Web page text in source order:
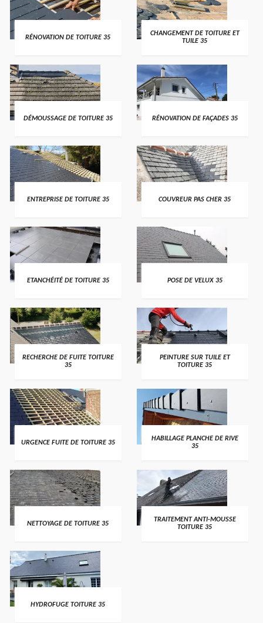
RÉNOVATION DE TOITURE 35
CHANGEMENT DE TOITURE ET
TUILE 35
DÉMOUSSAGE DE TOITURE 35 RÉNOVATION DE FAÇADES 35
ENTREPRISE DE TOITURE 35 COUVREUR PAS CHER 35
ETANCHÉITÉ DE TOITURE 35 POSE DE VELUX 35
RECHERCHE DE FUITE TOITURE
35
PEINTURE SUR TUILE ET
TOITURE 35
URGENCE FUITE DE TOITURE 35
HABILLAGE PLANCHE DE RIVE
35
NETTOYAGE DE TOITURE 35
TRAITEMENT ANTI-MOUSSE
TOITURE 35
HYDROFUGE TOITURE 35